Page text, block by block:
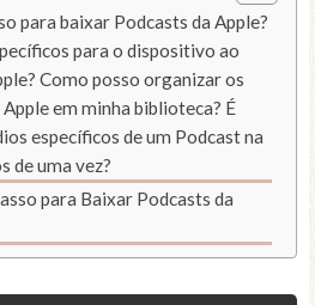
para baixar Podcasts da Apple?
para o dispositivo ao
Como posso organizar os
em minha biblioteca? É
específicos de um Podcast na
de uma vez?
para Baixar Podcasts da